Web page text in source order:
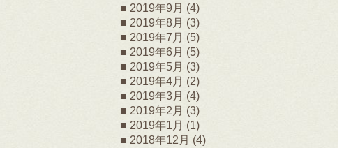
2019年9月 (4)
2019年8月 (3)
2019年7月 (5)
2019年6月 (5)
2019年5月 (3)
2019年4月 (2)
2019年3月 (4)
2019年2月 (3)
2019年1月 (1)
2018年12月 (4)